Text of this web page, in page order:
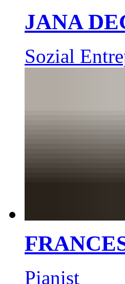
JANA
Sozial
Pianist